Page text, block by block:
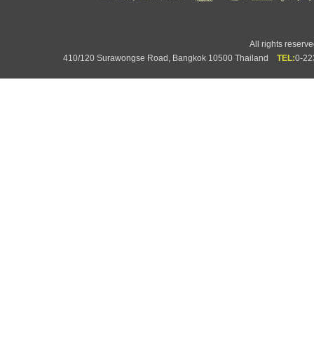
All rights
410/120 Surawongse Road, Bangkok 10500 Thailand TEL:0-